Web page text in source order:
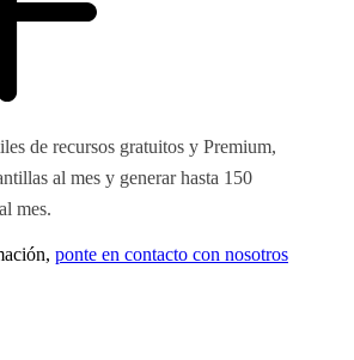
de recursos gratuitos y Premium,
al mes y generar hasta 150
mes.
ponte en contacto con nosotros